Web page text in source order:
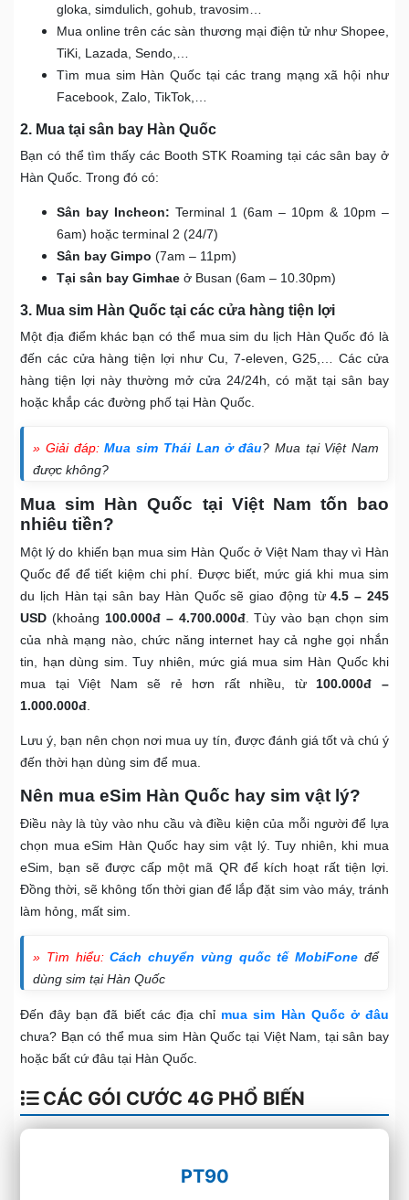
gloka, simdulich, gohub, travosim…
Mua online trên các sàn thương mại điện tử như Shopee,
TiKi, Lazada, Sendo,…
Tìm mua sim Hàn Quốc tại các trang mạng xã hội như
Facebook, Zalo, TikTok,…
2. Mua tại sân bay Hàn Quốc
Bạn có thể tìm thấy các Booth STK Roaming tại các sân bay ở
Hàn Quốc. Trong đó có:
Sân bay Incheon: Terminal 1 (6am – 10pm & 10pm –
6am) hoặc terminal 2 (24/7)
Sân bay Gimpo (7am – 11pm)
Tại sân bay Gimhae ở Busan (6am – 10.30pm)
3. Mua sim Hàn Quốc tại các cửa hàng tiện lợi
Một địa điểm khác bạn có thể mua sim du lịch Hàn Quốc đó là
đến các cửa hàng tiện lợi như Cu, 7-eleven, G25,… Các cửa
hàng tiện lợi này thường mở cửa 24/24h, có mặt tại sân bay
hoặc khắp các đường phố tại Hàn Quốc.
» Giải đáp: Mua sim Thái Lan ở đâu? Mua tại Việt Nam
được không?
Mua sim Hàn Quốc tại Việt Nam tốn bao
nhiêu tiền?
Một lý do khiến bạn mua sim Hàn Quốc ở Việt Nam thay vì Hàn
Quốc để để tiết kiệm chi phí. Được biết, mức giá khi mua sim
du lịch Hàn tại sân bay Hàn Quốc sẽ giao động từ4.5 – 245
USD (khoảng 100.000đ – 4.700.000đ. Tùy vào bạn chọn sim
của nhà mạng nào, chức năng internet hay cả nghe gọi nhắn
tin, hạn dùng sim. Tuy nhiên, mức giá mua sim Hàn Quốc khi
mua tại Việt Nam sẽ rẻ hơn rất nhiều, từ 100.000đ –
1.000.000đ
Lưu ý, bạn nên chọn nơi mua uy tín, được đánh giá tốt và chú ý
đến thời hạn dùng sim để mua.
Nên mua eSim Hàn Quốc hay sim vật lý?
Điều này là tùy vào nhu cầu và điều kiện của mỗi người để lựa
chọn mua eSim Hàn Quốc hay sim vật lý. Tuy nhiên, khi mua
eSim, bạn sẽ được cấp một mã QR để kích hoạt rất tiện lợi.
Đồng thời, sẽ không tốn thời gian để lắp đặt sim vào máy, tránh
làm hỏng, mất sim.
» Tìm hiểu: Cách chuyển vùng quốc tế MobiFone để
dùng sim tại Hàn Quốc
Đến đây bạn đã biết các địa chỉ mua sim Hàn Quốc ở đâu
chưa? Bạn có thể mua sim Hàn Quốc tại Việt Nam, tại sân bay
hoặc bất cứ đâu tại Hàn Quốc.
CÁC GÓI CƯỚC 4G PHỔ BIẾN
PT90